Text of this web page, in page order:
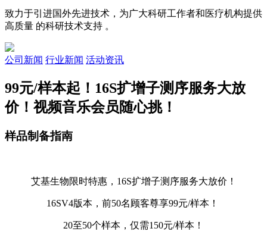
致力于引进国外先进技术，为广大科研工作者和医疗机构提供
高质量 的科研技术支持 。
公司新闻 行业新闻 活动资讯
99元/样本起！16S扩增子测序服务大放
价！视频音乐会员随心挑！
样品制备指南
艾基生物限时特惠，16S扩增子测序服务大放价！
16SV4版本，前50名顾客尊享99元/样本！
20至50个样本，仅需150元/样本！